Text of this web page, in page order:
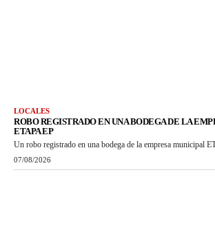
LOCALES
ROBO REGISTRADO EN UNA BODEGA DE LA
ETAPA EP
Un robo registrado en una bodega de la empresa municipal
07/08/2026